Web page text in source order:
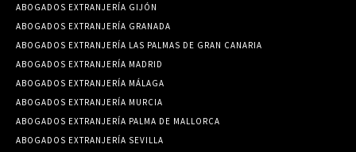
ABOGADOS EXTRANJERÍA GIJÓN
ABOGADOS EXTRANJERÍA GRANADA
ABOGADOS EXTRANJERÍA LAS PALMAS DE GRAN CANARIA
ABOGADOS EXTRANJERÍA MADRID
ABOGADOS EXTRANJERÍA MÁLAGA
ABOGADOS EXTRANJERÍA MURCIA
ABOGADOS EXTRANJERÍA PALMA DE MALLORCA
ABOGADOS EXTRANJERÍA SEVILLA